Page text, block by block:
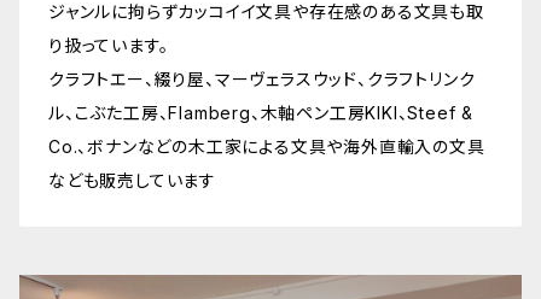
ジャンルに拘らずカッコイイ文具や存在感のある文具も取
り扱っています。
クラフトエー、綴り屋、マーヴェラスウッド、クラフトリンク
ル、こぶた工房、Flamberg、木軸ペン工房KIKI、Steef &
Co.、ボナンなどの木工家による文具や海外直輸入の文具
なども販売しています